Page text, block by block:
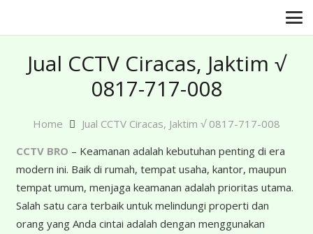
Jual CCTV Ciracas, Jaktim √
0817-717-008
Home
Jual CCTV Ciracas, Jaktim √ 0817-717-008
CCTV BRO – Keamanan adalah kebutuhan penting di era
modern ini. Baik di rumah, tempat usaha, kantor, maupun
tempat umum, menjaga keamanan adalah prioritas utama.
Salah satu cara terbaik untuk melindungi properti dan
orang yang Anda cintai adalah dengan menggunakan